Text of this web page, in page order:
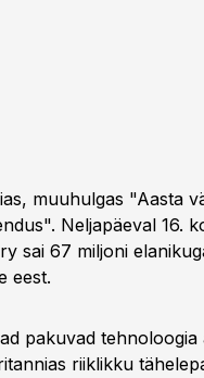
muuhulgas "Aasta
Neljapäeval 16.
sai 67 miljoni
eest.
pakuvad tehnoloogia
riiklikku